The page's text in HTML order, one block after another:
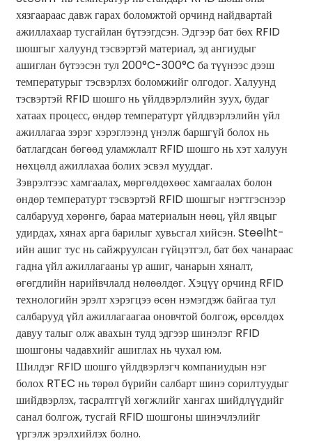
хязгаараас давж гарах боломжтой орчинд найдвартай
ажиллахаар тусгайлан бүтээгдсэн. Эдгээр бат бөх RFID
шошгыг халуунд тэсвэртэй материал, эд ангиудыг
ашиглан бүтээсэн тул 200°C-300°C ба түүнээс дээш
температурыг тэсвэрлэх боломжийг олгодог. Халуунд
тэсвэртэй RFID шошго нь үйлдвэрлэлийн зуух, будаг
хатаах процесс, өндөр температурт үйлдвэрлэлийн үйл
ажиллагаа зэрэг хэрэглээнд үнэлж баршгүй болох нь
батлагдсан бөгөөд уламжлалт RFID шошго нь хэт халуун
нөхцөлд ажиллахаа болих эсвэл мууддаг.
Зэврэлтээс хамгаалах, мөргөлдөхөөс хамгаалах болон
өндөр температурт тэсвэртэй RFID шошгыг нэгтгэснээр
салбарууд хөрөнгө, бараа материалын нөөц, үйл явцыг
удирдах, хянах арга барилыг хувьсгал хийсэн. Steelht-
ийн ашиг тус нь сайжруулсан гүйцэтгэл, бат бөх чанараас
гадна үйл ажиллагааны үр ашиг, чанарын хяналт,
өгөгдлийн нарийвчлалд нөлөөлдөг. Хэцүү орчинд RFID
технологийн эрэлт хэрэгцээ өсөн нэмэгдэж байгаа тул
салбарууд үйл ажиллагаагаа оновчтой болгож, өрсөлдөх
давуу талыг олж авахын тулд эдгээр шинэлэг RFID
шошгоны чадавхийг ашиглах нь чухал юм.
Шилдэг RFID шошго үйлдвэрлэгч компаниудын нэг
болох RTEC нь төрөл бүрийн салбарт шинэ сорилтуудыг
шийдвэрлэх, тасралтгүй хөгжлийг хангах шийдлүүдийг
санал болгож, тусгай RFID шошгоны шинэчлэлийг
үргэлж эрэлхийлэх болно.